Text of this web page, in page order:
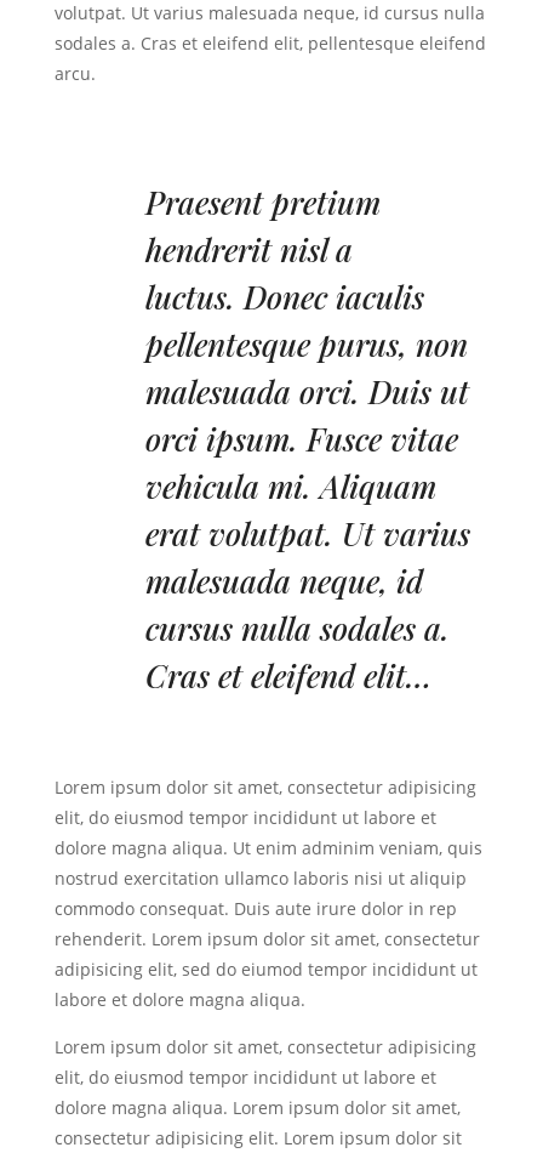
volutpat. Ut varius malesuada neque, id cursus nulla
sodales a. Cras et eleifend elit, pellentesque eleifend
arcu.
Praesent pretium
hendrerit nisl a
luctus.Donec iaculis
pellentesque purus, non
malesuada orci. Duis ut
orci ipsum. Fusce vitae
vehicula mi. Aliquam
erat volutpat. Ut varius
malesuada neque, id
cursus nulla sodales a.
Cras et eleifend elit…
Lorem ipsum dolor sit amet, consectetur adipisicing
elit, do eiusmod tempor incididunt ut labore et
dolore magna aliqua. Ut enim adminim veniam, quis
nostrud exercitation ullamco laboris nisi ut aliquip
commodo consequat. Duis aute irure dolor in rep
rehenderit. Lorem ipsum dolor sit amet, consectetur
adipisicing elit, sed do eiumod tempor incididunt ut
labore et dolore magna aliqua.
Lorem ipsum dolor sit amet, consectetur adipisicing
elit, do eiusmod tempor incididunt ut labore et
dolore magna aliqua. Lorem ipsum dolor sit amet,
consectetur adipisicing elit. Lorem ipsum dolor sit